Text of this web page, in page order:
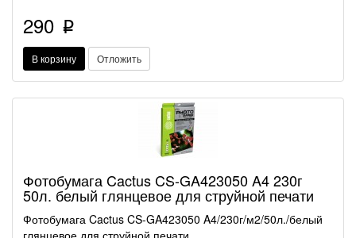
290 p
В корзину Отложить
Фотобумага Cactus CS-GA423050 A4 230г
50л. белый глянцевое для струйной печати
Фотобумага Cactus CS-GA423050 A4/230г/м2/50л./белый
глянцевое для струйной печати